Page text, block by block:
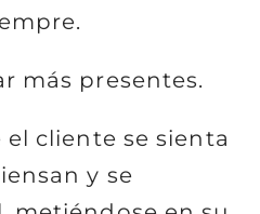
más presentes.
cliente se sienta
y se